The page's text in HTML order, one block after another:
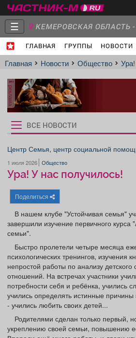
☰ КЕМЕРОВСКАЯ ОБЛАСТЬ
ГЛАВНАЯ ГРУППЫ НОВОСТИ
Главная
Группы
Объявления Недвижимость
Работа
Афиша Обучение
Товары Поздравления
ТВ программа Я - пенсионер
Главная Новости Общество
реклама
Рукбрики
новостей
ВСЕ НОВОСТИ
Центр Семья, центр социальной
1 июля 2026 Общество
Ура! У нас получилось!
Поделиться
В нашем клубе "Устойчивая семья"
завершили изучение первичного курса
семьи".
Быстро пролетели четыре месяца
психологических тренингов, изучения
непростой работы по анализу
отношений. На встречах участники
потребности себя и ребёнка, учились
учились определять истинные причины
- учились любить своих детей...
Родителями сделан только первый,
укреплению своей семьи, повышению